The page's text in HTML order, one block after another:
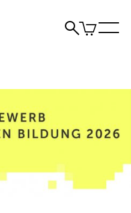
Suche
Artikel
im